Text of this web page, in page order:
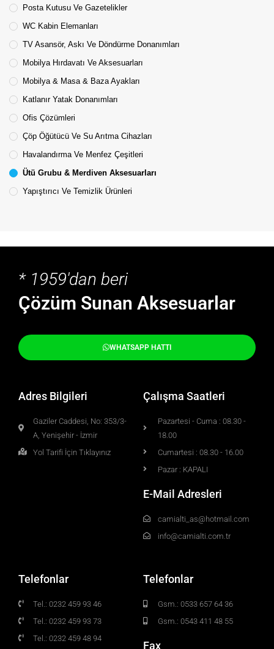
Posta Kutusu Ve Gazetelikler
WC Kabin Elemanları
TV Asansör, Askı Ve Döndürme Donanımları
Mobilya Hırdavatı Ve Aksesuarları
Mobilya & Masa & Baza Ayakları
Katlanır Yatak Donanımları
Ofis Çözümleri
Çöp Öğütücü Ve Su Arıtma Cihazları
Havalandırma Ve Menfez Çeşitleri
Ütü Grubu & Merdiven Aksesuarları
Yapıştırıcı Ve Temizlik Ürünleri
* 1959'dan beri
Çözüm Sunan Aksesuarlar
WHATSAPP HATTI
Adres Bilgileri
Gaziler Caddesi, No: 353/3-
A, Yenişehir - İzmir
Yol Tarifi İçin Tıklayınız
Çalışma Saatleri
Pazartesi - Cuma : 08.30 -
18.00
Cumartesi : 08.30 - 16.00
Pazar : KAPALI
E-Mail Adresleri
camialti_as@hotmail.com
info@camialti.com.tr
Telefonlar
Tel.: 0232 459 93 46
Tel.: 0232 459 93 73
Tel.: 0232 459 48 94
Telefonlar
Gsm.: 0533 657 64 36
Gsm.: 0543 411 48 55
Fax